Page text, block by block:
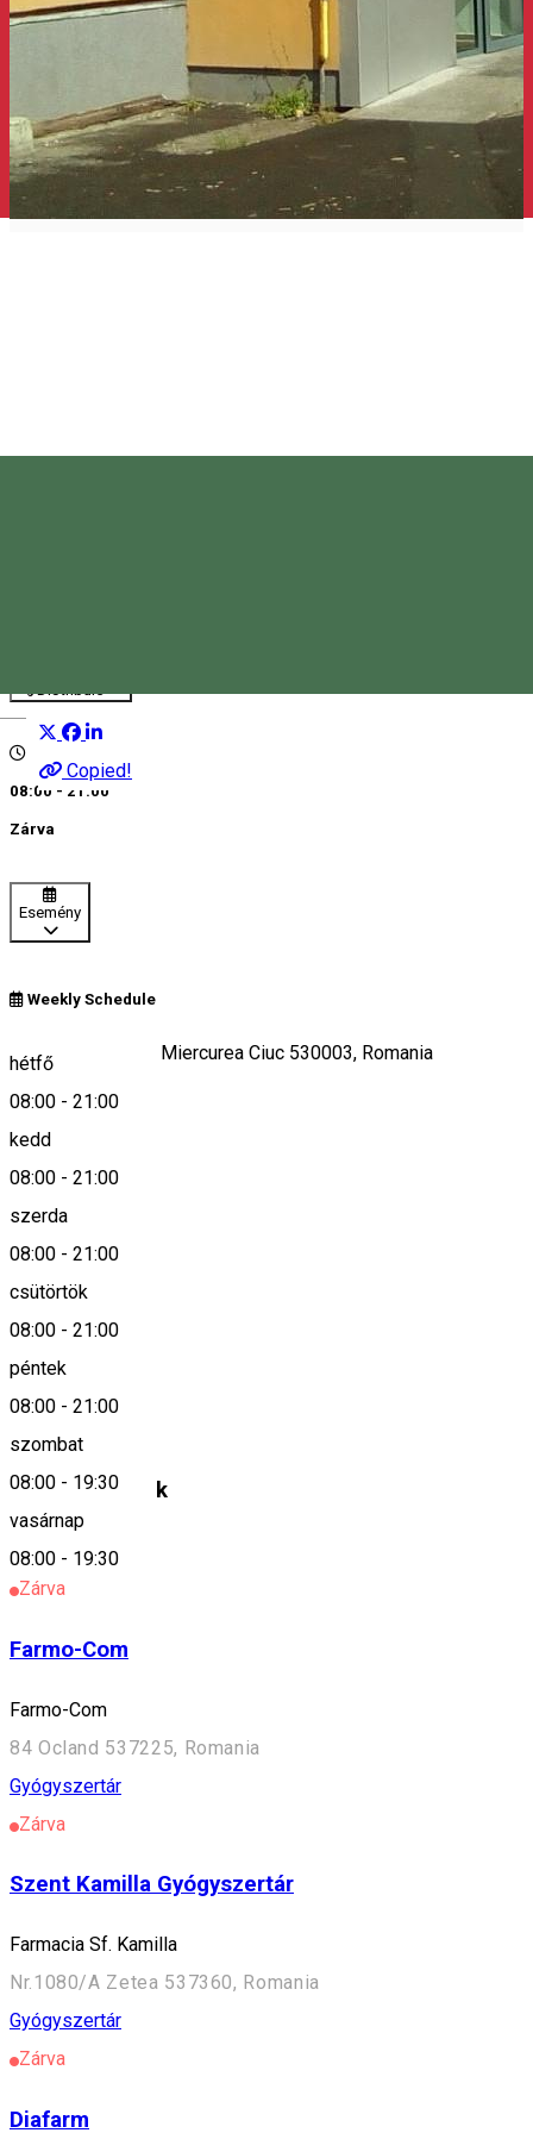
Magyar
Copied!
08:00 - 21:00
Zárva
Esemény
Weekly Schedule
hétfő
08:00 - 21:00
kedd
08:00 - 21:00
szerda
08:00 - 21:00
csütörtök
08:00 - 21:00
péntek
08:00 - 21:00
szombat
08:00 - 19:30
vasárnap
08:00 - 19:30
Strada Harghita 2, Miercurea Ciuc 530003, Romania
Keresd térképen
Leírás
Dona
Hasonló helyek
Gyógyszertár
Zárva
Farmo-Com
Farmo-Com
84 Ocland 537225, Romania
Gyógyszertár
Zárva
Szent Kamilla Gyógyszertár
Farmacia Sf. Kamilla
Nr.1080/A Zetea 537360, Romania
Gyógyszertár
Zárva
Diafarm